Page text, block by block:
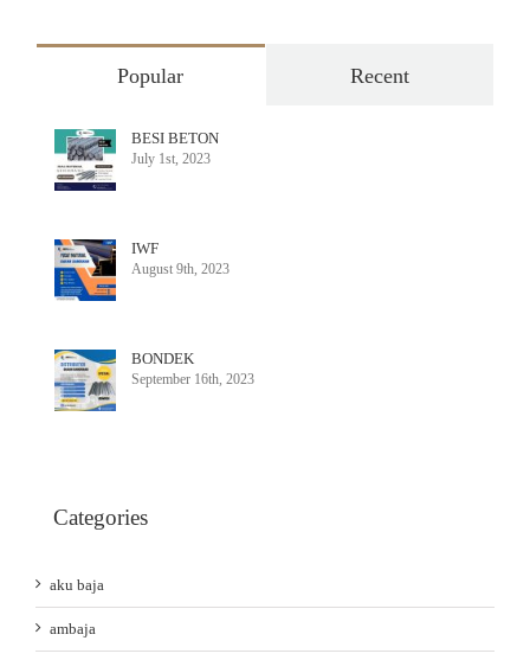
Popular Recent
BESI BETON
July 1st, 2023
IWF
August 9th, 2023
BONDEK
September 16th, 2023
Categories
aku baja
ambaja